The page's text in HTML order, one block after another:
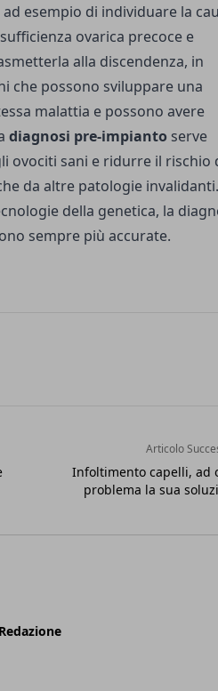
esempio di individuare la
ovarica precoce e
alla discendenza, in
che possono sviluppare una
malattia e possono avere
diagnosi pre-impianto serve
ovociti sani e ridurre il rischio
da altre patologie invalidanti.
della genetica, la
sempre più accurate.
Articolo
Infoltimento capelli, ad
problema la sua
Redazione